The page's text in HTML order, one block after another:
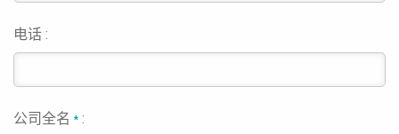
电话 :
公司全名* :